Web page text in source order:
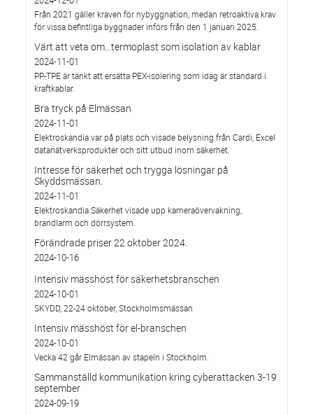
Från 2021 gäller kraven för nybyggnation, medan retroaktiva krav
för vissa befintliga byggnader införs från den 1 januari 2025.
Värt att veta om…termoplast som isolation av kablar
2024-11-01
PP-TPE är tänkt att ersätta PEX-isolering som idag är standard i
kraftkablar.
Bra tryck på Elmässan
2024-11-01
Elektroskandia var på plats och visade belysning från Cardi, Excel
datanätverksprodukter och sitt utbud inom säkerhet.
Intresse för säkerhet och trygga lösningar på
Skyddsmässan.
2024-11-01
Elektroskandia Säkerhet visade upp kameraövervakning,
brandlarm och dörrsystem.
Förändrade priser 22 oktober 2024.
2024-10-16
Intensiv mässhöst för säkerhetsbranschen
2024-10-01
SKYDD, 22-24 oktober, Stockholmsmässan
Intensiv mässhöst för el-branschen
2024-10-01
Vecka 42 går Elmässan av stapeln i Stockholm.
Sammanställd kommunikation kring cyberattacken 3-19
september
2024-09-19